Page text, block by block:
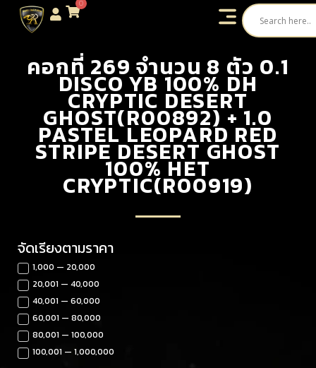
0
คอกที่ 269 จำนวน 8 ตัว 0.1
DISCO YB 100% DH
CRYPTIC DESERT
GHOST(R00892) + 1.0
PASTEL LEOPARD RED
STRIPE DESERT GHOST
100% HET
CRYPTIC(R00919)
จัดเรียงตามราคา
1,000 — 20,000
20,001 — 40,000
40,001 — 60,000
60,001 — 80,000
80,001 — 100,000
100,001 — 1,000,000